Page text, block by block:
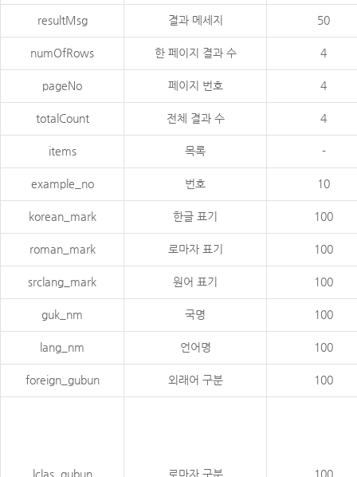
resultMsg 결과 메세지 50
numOfRows 한 페이지 결과 수 4
pageNo 페이지 번호 4
totalCount 전체 결과 수 4
items 목록 -
example_no 번호 10
korean_mark 한글 표기 100
roman_mark 로마자 표기 100
srclang_mark 원어 표기 100
guk_nm 국명 100
lang_nm 언어명 100
foreign_gubun 외래어 구분 100
lclas_gubun 로마자 구분 100